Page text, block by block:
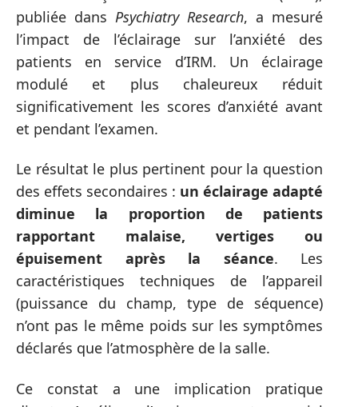
publiée dans Psychiatry Research, a mesuré
l’impact de l’éclairage sur l’anxiété des
patients en service d’IRM. Un éclairage
modulé et plus chaleureux réduit
significativement les scores d’anxiété avant
et pendant l’examen.
Le résultat le plus pertinent pour la question
des effets secondaires : un éclairage adapté
diminue la proportion de patients
rapportant malaise, vertiges ou
épuisement après la séance. Les
caractéristiques techniques de l’appareil
(puissance du champ, type de séquence)
n’ont pas le même poids sur les symptômes
déclarés que l’atmosphère de la salle.
Ce constat a une implication pratique